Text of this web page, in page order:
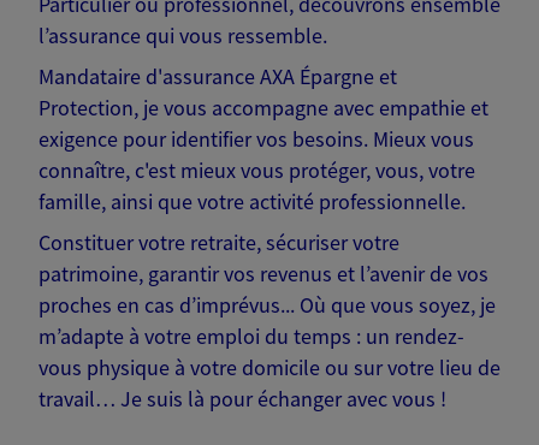
l’assurance qui vous ressemble.
Mandataire d'assurance AXA Épargne et
Protection, je vous accompagne avec empathie et
exigence pour identifier vos besoins. Mieux vous
connaître, c'est mieux vous protéger, vous, votre
famille, ainsi que votre activité professionnelle.
Constituer votre retraite, sécuriser votre
patrimoine, garantir vos revenus et l’avenir de vos
proches en cas d’imprévus... Où que vous soyez, je
m’adapte à votre emploi du temps : un rendez-
vous physique à votre domicile ou sur votre lieu de
travail… Je suis là pour échanger avec vous !